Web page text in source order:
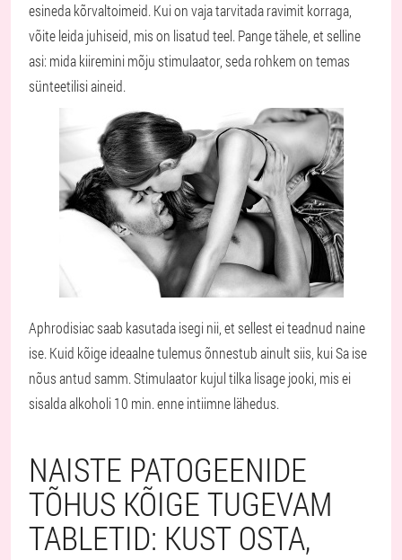
esineda kõrvaltoimeid. Kui on vaja tarvitada ravimit korraga,
võite leida juhiseid, mis on lisatud teel. Pange tähele, et selline
asi: mida kiiremini mõju stimulaator, seda rohkem on temas
sünteetilisi aineid.
Aphrodisiac saab kasutada isegi nii, et sellest ei teadnud naine
ise. Kuid kõige ideaalne tulemus õnnestub ainult siis, kui Sa ise
nõus antud samm. Stimulaator kujul tilka lisage jooki, mis ei
sisalda alkoholi 10 min. enne intiimne lähedus.
NAISTE PATOGEENIDE
TÕHUS KÕIGE TUGEVAM
TABLETID: KUST OSTA,